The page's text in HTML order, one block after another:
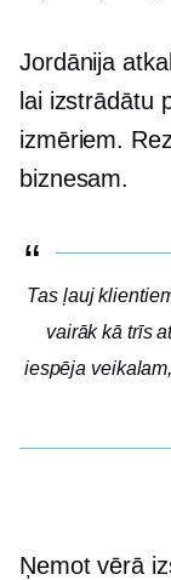
Jordānija
lai izstrādātu
izmēriem.
biznesam.
Tas ļauj
vairāk kā trīs
iespēja
Ņemot vērā